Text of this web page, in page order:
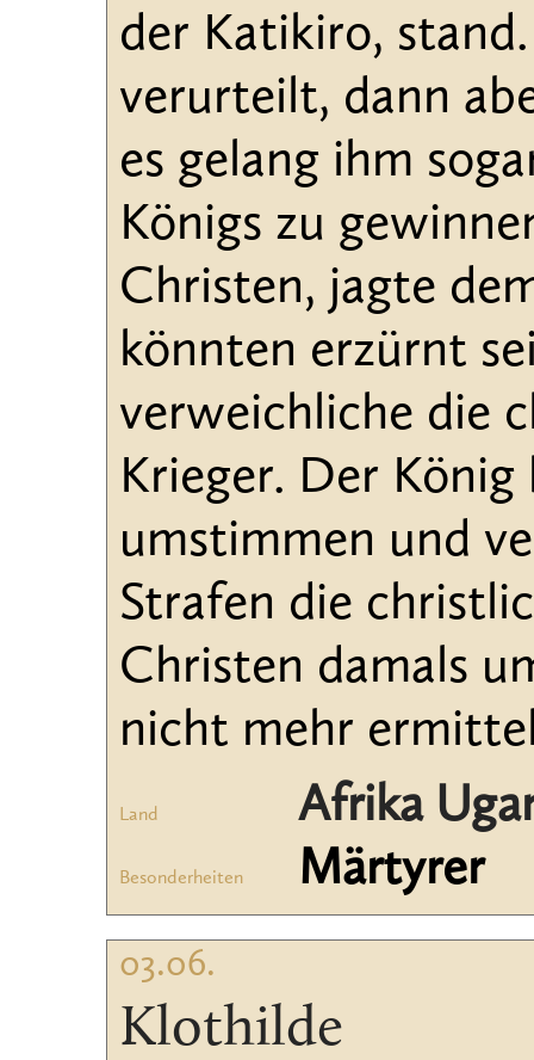
der Katikiro,
verurteilt, dann
es gelang ihm
Königs zu
Christen, jagte
könnten erzürnt
verweichliche die
Krieger. Der
umstimmen und
Strafen die
Christen damals
nicht mehr
Land Afrika
Besonderheiten Märtyrer
03.06.
Klothilde